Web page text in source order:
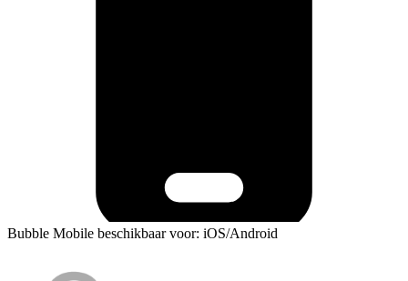
Bubble Mobile beschikbaar voor: iOS/Android